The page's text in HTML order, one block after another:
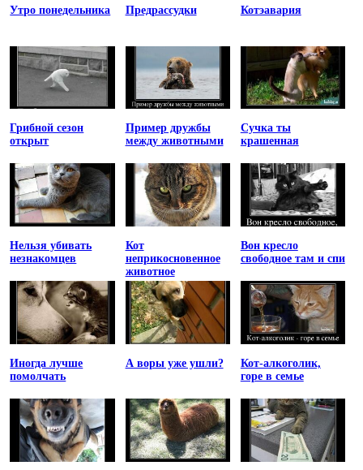
Утро понедельника Предрассудки Котэавария
Грибной сезон
открыт
Пример дружбы
между животными
Сучка ты
крашенная
Нельзя убивать
незнакомцев
Кот
неприкосновенное
животное
Вон кресло
свободное там и спи
Иногда лучше
помолчать
А воры уже ушли?
Кот-алкоголик,
горе в семье